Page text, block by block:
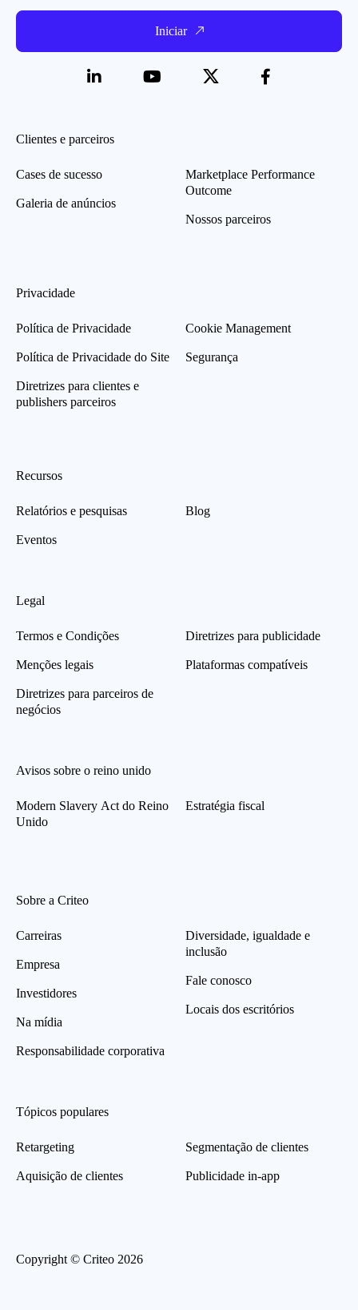
Iniciar
Clientes e parceiros
Cases de sucesso
Galeria de anúncios
Marketplace Performance
Outcome
Nossos parceiros
Privacidade
Política de Privacidade
Política de Privacidade do Site
Diretrizes para clientes e
publishers parceiros
Cookie Management
Segurança
Recursos
Relatórios e pesquisas
Eventos
Blog
Legal
Termos e Condições
Menções legais
Diretrizes para parceiros de
negócios
Diretrizes para publicidade
Plataformas compatíveis
Avisos sobre o reino unido
Modern Slavery Act do Reino
Unido
Estratégia fiscal
Sobre a Criteo
Carreiras
Empresa
Investidores
Na mídia
Responsabilidade corporativa
Diversidade, igualdade e
inclusão
Fale conosco
Locais dos escritórios
Tópicos populares
Retargeting
Aquisição de clientes
Segmentação de clientes
Publicidade in-app
Copyright © Criteo 2026